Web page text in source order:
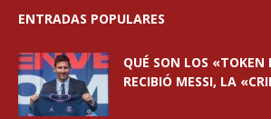
ENTRADAS POPULARES
QUÉ SON LOS «TOKEN
RECIBIÓ MESSI, LA